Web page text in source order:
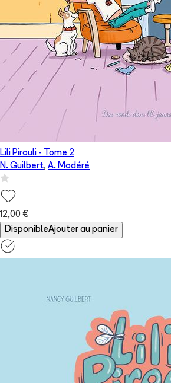
Lili Pirouli - Tome 2
N. Guilbert, A. Modéré
12,00 €
DisponibleAjouter au panier